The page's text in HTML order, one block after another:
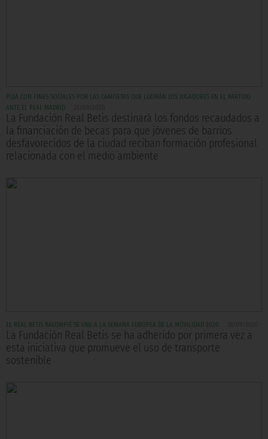
PUJA CON FINES SOCIALES POR LAS CAMISETAS QUE LUCIRÁN LOS JUGADORES EN EL PARTIDO
ANTE EL REAL MADRID
La Fundación Real Betis destinará los fondos recaudados a
la financiación de becas para que jóvenes de barrios
desfavorecidos de la ciudad reciban formación profesional
relacionada con el medio ambiente
EL REAL BETIS BALOMPIÉ SE UNE A LA SEMANA EUROPEA DE LA MOVILIDAD 2020
La Fundación Real Betis se ha adherido por primera vez a
esta iniciativa que promueve el uso de transporte
sostenible